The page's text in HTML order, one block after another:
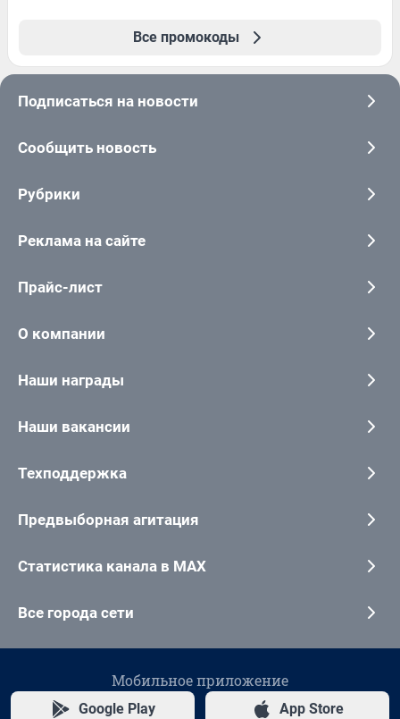
Все промокоды
Подписаться на новости
Сообщить новость
Рубрики
Реклама на сайте
Прайс-лист
О компании
Наши награды
Наши вакансии
Техподдержка
Предвыборная агитация
Статистика канала в MAX
Все города сети
Мобильное приложение
Google Play App Store